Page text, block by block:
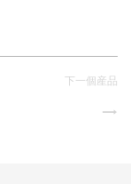
下一個産品